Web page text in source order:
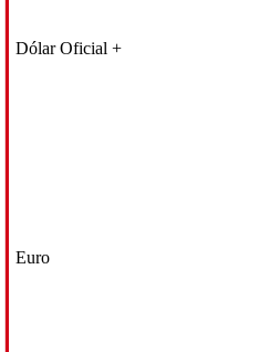
Dólar Oficial +
Euro